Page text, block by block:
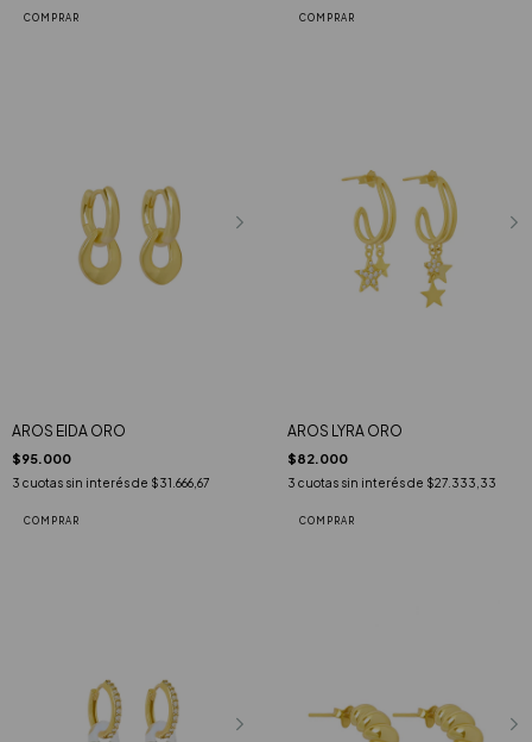
AROS EIDA ORO
$95.000
3 cuotas sin interés de $31.666,67
AROS LYRA ORO
$82.000
3 cuotas sin interés de $27.333,33